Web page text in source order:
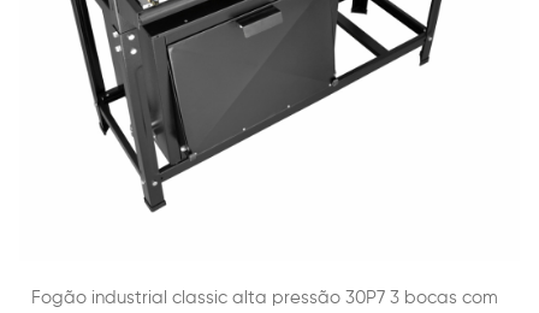
Fogão industrial classic alta pressão 30P7 3 bocas com